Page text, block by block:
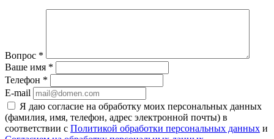
Вопрос *
Ваше имя *
Телефон *
E-mail
Я даю согласие на обработку моих персональных данных
(фамилия, имя, телефон, адрес электронной почты) в
соответствии с Политикой обработки персональных данных и